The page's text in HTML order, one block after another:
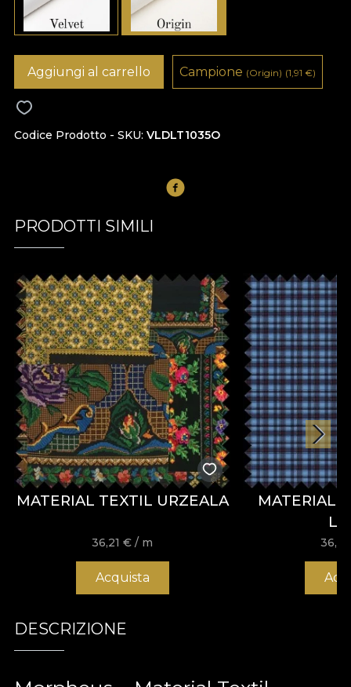
Codice Prodotto - SKU VLDLT1035O
Aggiungi al carrello Campione (Origin) (1,91 €)
PRODOTTI SIMILI
MATERIAL TEXTIL URZEALA
36,21€ / m
Acquista
MATERIAL
DESCRIZIONE